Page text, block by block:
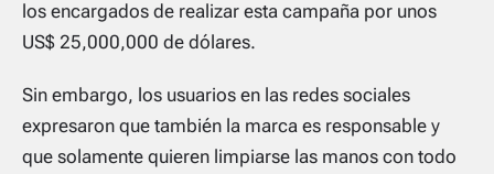
los encargados de realizar esta campaña por unos
US$ 25,000,000 de dólares.
Sin embargo, los usuarios en las redes sociales
expresaron que también la marca es responsable y
que solamente quieren limpiarse las manos con todo